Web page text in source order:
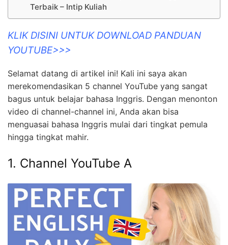
Terbaik – Intip Kuliah
KLIK DISINI UNTUK DOWNLOAD PANDUAN
YOUTUBE>>>
Selamat datang di artikel ini! Kali ini saya akan
merekomendasikan 5 channel YouTube yang sangat
bagus untuk belajar bahasa Inggris. Dengan menonton
video di channel-channel ini, Anda akan bisa
menguasai bahasa Inggris mulai dari tingkat pemula
hingga tingkat mahir.
1. Channel YouTube A